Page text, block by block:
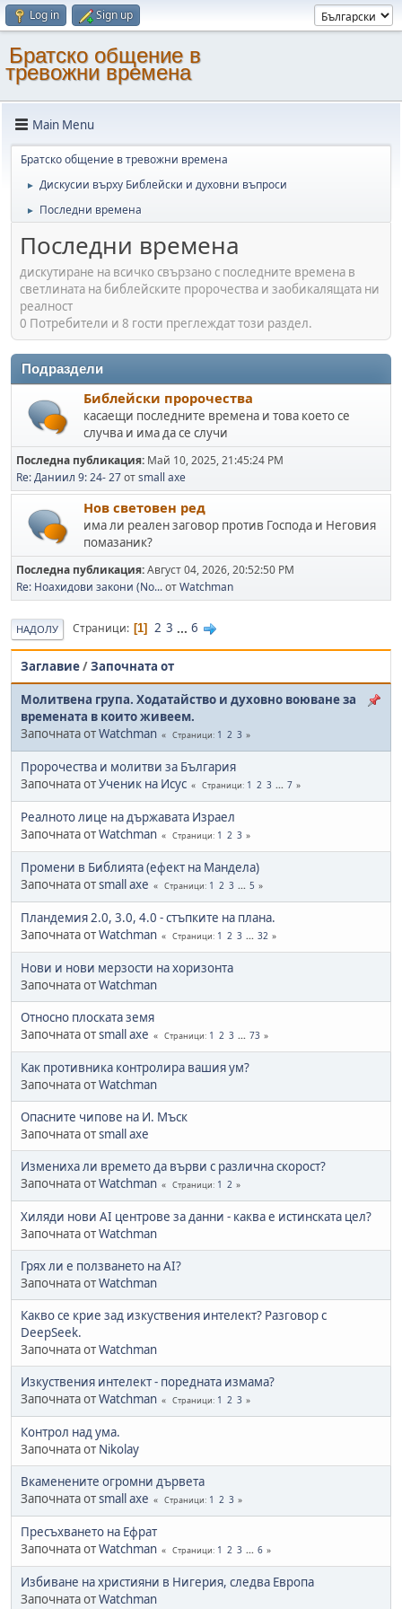
Log in Sign up
Братско общение в
тревожни времена
Main Menu
Братско общение в тревожни времена
► Дискусии върху Библейски и духовни въпроси
► Последни времена
Последни времена
дискутиране на всичко свързано с последните времена в
светлината на библейските пророчества и заобикалящата ни
реалност
0 Потребители и 8 гости преглеждат този раздел.
Подраздели
Библейски пророчества
касаещи последните времена и това което се
случва и има да се случи
Последна публикация: Май 10, 2025, 21:45:24 PM
Re: Даниил 9: 24- 27отsmall axe
Нов световен ред
има ли реален заговор против Господа и Неговия
помазаник?
Последна публикация:Август 04, 2026, 20:52:50 PM
Re: Ноахидови закони (No...отWatchman
НАДОЛУ Страници 1 2 3 ... 6
Заглавие/Започната от
Молитвена група. Ходатайство и духовно воюване за
времената в които живеем.
Започната отWatchman Страници 1 2 3
Пророчества и молитви за България
Започната отУченик на Исус Страници 1 2 3 ... 7
Реалното лице на държавата Израел
Започната отWatchman Страници 1 2 3
Промени в Библията (ефект на Мандела)
Започната отsmall axe Страници 1 2 3 ... 5
Пландемия 2.0, 3.0, 4.0 - стъпките на плана.
Започната отWatchman Страници 1 2 3 ... 32
Нови и нови мерзости на хоризонта
Започната отWatchman
Oтносно плоската земя
Започната отsmall axe Страници 1 2 3 ... 73
Как противника контролира вашия ум?
Започната отWatchman
Опасните чипове на И. Мъск
Започната отsmall axe
Измениха ли времето да върви с различна скорост?
Започната отWatchman Страници 1 2
Хиляди нови AI центрове за данни - каква е истинската цел?
Започната отWatchman
Грях ли е ползването на AI?
Започната отWatchman
Какво се крие зад изкуствения интелект? Разговор с
DeepSeek.
Започната отWatchman
Изкуствения интелект - поредната измама?
Започната отWatchman Страници 1 2 3
Контрол над ума.
Започната от Nikolay
Вкаменените огромни дървета
Започната отsmall axe Страници 1 2 3
Пресъхването на Ефрат
Започната отWatchman Страници 1 2 3 ... 6
Избиване на християни в Нигерия, следва Европа
Започната отWatchman